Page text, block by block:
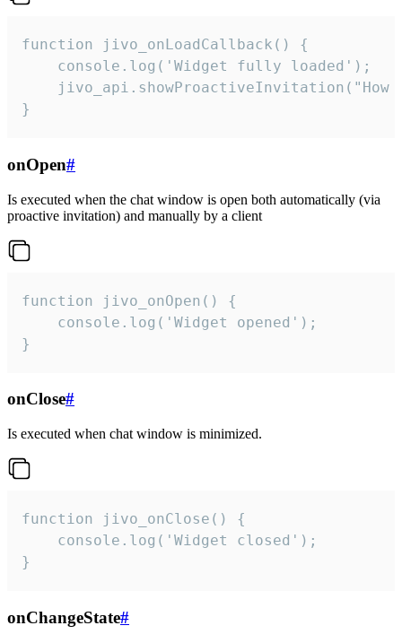
function jivo_onLoadCallback() {
    console.log('Widget fully loaded');
jivo_api.showProactiveInvitation("How
}
onOpen#
Is executed when the chat window is open both automatically (via
proactive invitation) and manually by a client
function jivo_onOpen() {
    console.log('Widget opened');
}
onClose#
Is executed when chat window is minimized.
function jivo_onClose() {
    console.log('Widget closed');
}
onChangeState#